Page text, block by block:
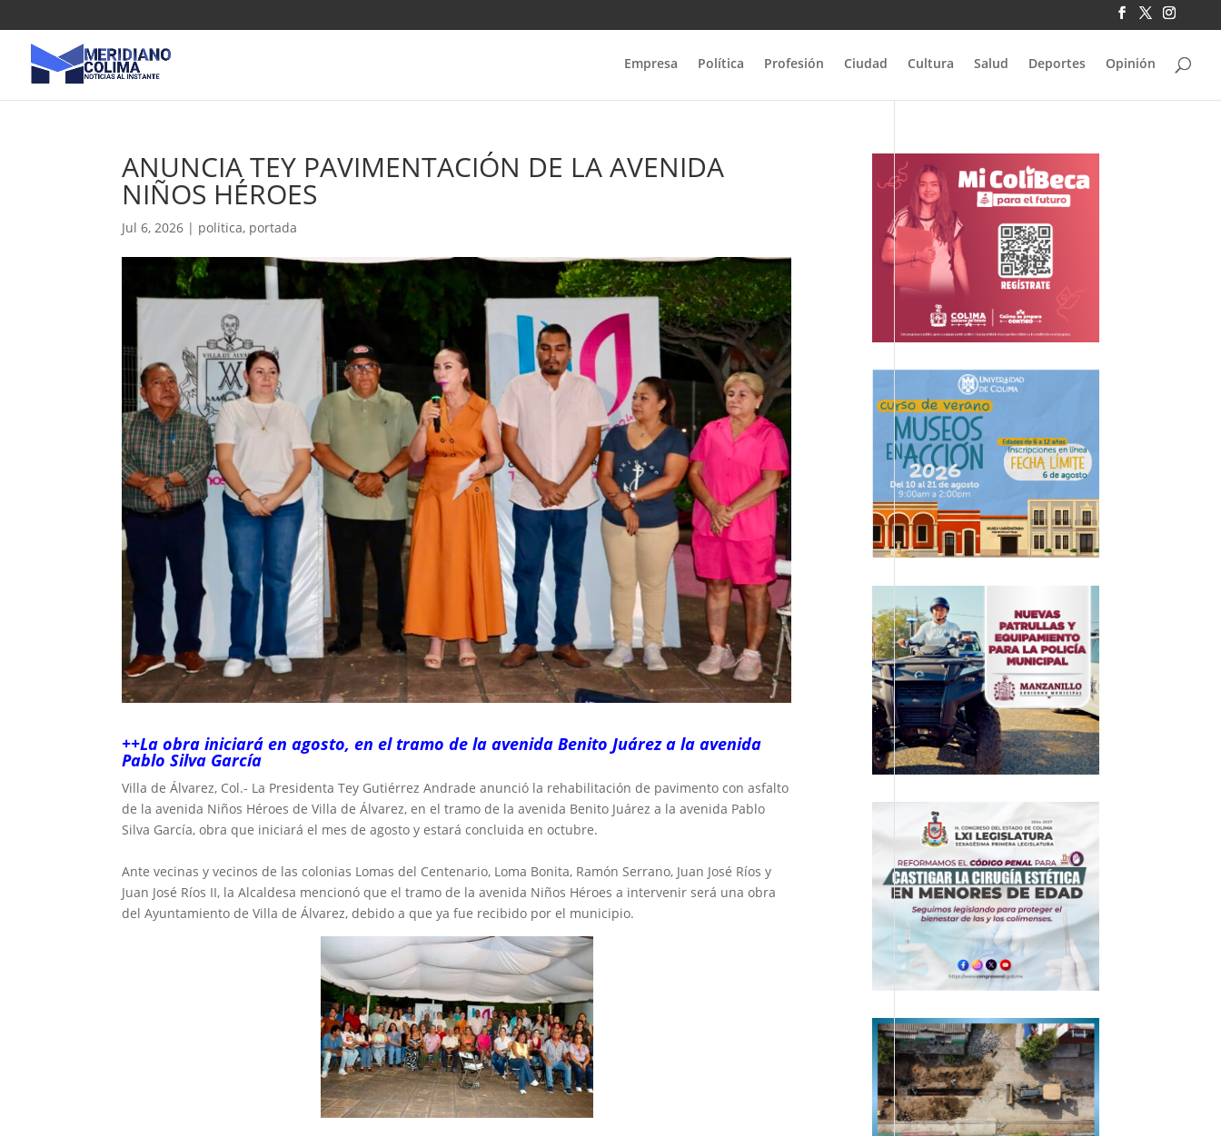
Empresa Política Profesión Ciudad Cultura Salud Deportes Opinión
ANUNCIA TEY PAVIMENTACIÓN DE LA AVENIDA
NIÑOS HÉROES
Jul 6, 2026 | politica, portada
++La obra iniciará en agosto, en el tramo de la avenida Benito Juárez a la avenida
Pablo Silva García
‎Villa de Álvarez, Col.- La Presidenta Tey Gutiérrez Andrade anunció la rehabilitación de pavimento con asfalto
de la avenida Niños Héroes de Villa de Álvarez, en el tramo de la avenida Benito Juárez a la avenida Pablo
Silva García, obra que iniciará el mes de agosto y estará concluida en octubre.
‎Ante vecinas y vecinos de las colonias Lomas del Centenario, Loma Bonita, Ramón Serrano, Juan José Ríos y
Juan José Ríos II, la Alcaldesa mencionó que el tramo de la avenida Niños Héroes a intervenir será una obra
del Ayuntamiento de Villa de Álvarez, debido a que ya fue recibido por el municipio.